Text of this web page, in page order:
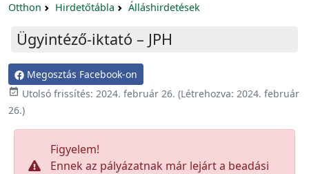
Otthon Hirdetőtábla Álláshirdetések
Ügyintéző-iktató – JPH
Megosztás Facebook-on
 Utolsó frissítés: 2024. február 26. (Létrehozva: 2024. február
26.)
Figyelem!
Ennek az pályázatnak már lejárt a beadási